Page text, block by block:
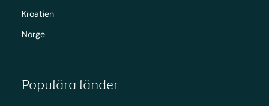
Kroatien
Norge
Populära länder